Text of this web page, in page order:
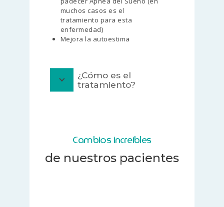
muchos casos es el
tratamiento para esta
enfermedad)
Mejora la autoestima
¿Cómo es el
tratamiento?
Cambios increíbles
de nuestros pacientes